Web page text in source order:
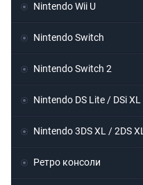
Nintendo Wii U
Nintendo Switch
Nintendo Switch 2
Nintendo DS Lite / DSi XL
Nintendo 3DS XL / 2DS XL
Ретро консоли